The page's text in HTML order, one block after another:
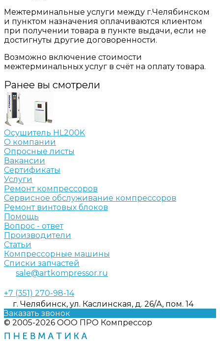
Межтерминальные услуги между г.Челябинском
и пунктом назначения оплачиваются клиентом
при получении товара в пункте выдачи, если не
достигнуты другие договоренности.
Возможно включение стоимости
межтерминальных услуг в счёт на оплату товара.
Ранее вы смотрели
Осушитель HL200K
О компании
Опросные листы
Вакансии
Сертификаты
Услуги
Ремонт компрессоров
Сервисное обслуживание компрессоров
Ремонт винтовых блоков
Помощь
Вопрос - ответ
Производители
Статьи
Компрессорные машины
Списки запчастей
sale@artkompressor.ru
+7 (351) 270-98-14
г. Челябинск, ул. Каслинская, д. 26/А, пом. 14
Заказать звонок
© 2005-2026 ООО ПРО Компрессор